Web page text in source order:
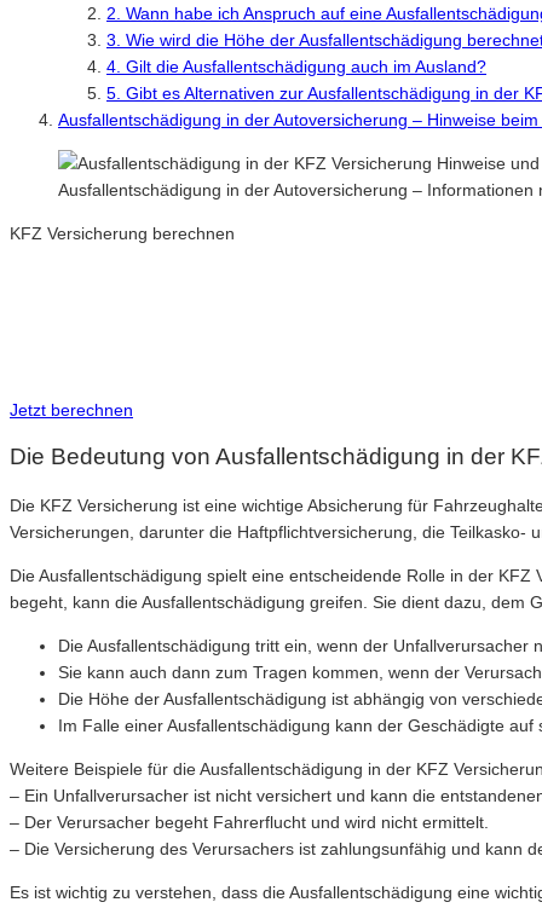
2. Wann habe ich Anspruch auf eine
3. Wie wird die Höhe der Ausfallentschädigung
4. Gilt die Ausfallentschädigung auch im Ausland?
5. Gibt es Alternativen zur Ausfallentschädigung in der
Ausfallentschädigung in der Autoversicherung – Hinweise
Ausfallentschädigung in der Autoversicherung –
KFZ Versicherung berechnen
Jetzt berechnen
Die Bedeutung von Ausfallentschädigung in der
Die KFZ Versicherung ist eine wichtige Absicherung für
Versicherungen, darunter die Haftpflichtversicherung, die Teilkasko-
Die Ausfallentschädigung spielt eine entscheidende Rolle in der
begeht, kann die Ausfallentschädigung greifen. Sie dient dazu,
Die Ausfallentschädigung tritt ein, wenn der Unfallverursacher
Sie kann auch dann zum Tragen kommen, wenn der
Die Höhe der Ausfallentschädigung ist abhängig von
Im Falle einer Ausfallentschädigung kann der Geschädigte
Weitere Beispiele für die Ausfallentschädigung in der KFZ
– Ein Unfallverursacher ist nicht versichert und kann die
– Der Verursacher begeht Fahrerflucht und wird nicht ermittelt.
– Die Versicherung des Verursachers ist zahlungsunfähig und kann
Es ist wichtig zu verstehen, dass die Ausfallentschädigung eine